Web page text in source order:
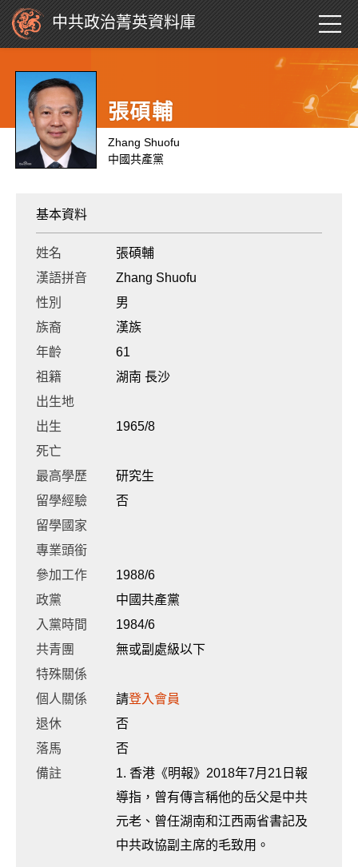
中共政治菁英資料庫
張碩輔
Zhang Shuofu
中國共產黨
基本資料
姓名
張碩輔
漢語拼音
Zhang Shuofu
性別
男
族裔
漢族
年齡
61
祖籍
湖南 長沙
出生地
出生
1965/8
死亡
最高學歷
研究生
留學經驗
否
留學國家
專業頭銜
參加工作
1988/6
政黨
中國共產黨
入黨時間
1984/6
共青團
無或副處級以下
特殊關係
個人關係
請登入會員
退休
否
落馬
否
備註
1. 香港《明報》2018年7月21日報
導指，曾有傳言稱他的岳父是中共
元老、曾任湖南和江西兩省書記及
中共政協副主席的毛致用。